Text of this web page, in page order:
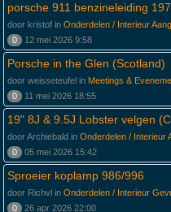
porsche 911 benzineleiding
door kristof in Onderdelen / Interieur
0
12 mei 2026 9:58
Porsche in the Glen (Scotland)
door weisseteufel in Meetings &
0
11 mei 2026 18:55
19" 8J & 9.5J Lobster velgen
door Archiebald in Onderdelen / Interieur
0
05 mei 2026 15:42
Sproeier koplamp 986/996
door Richvl in Onderdelen / Interieur
0
26 apr 2026 22:00